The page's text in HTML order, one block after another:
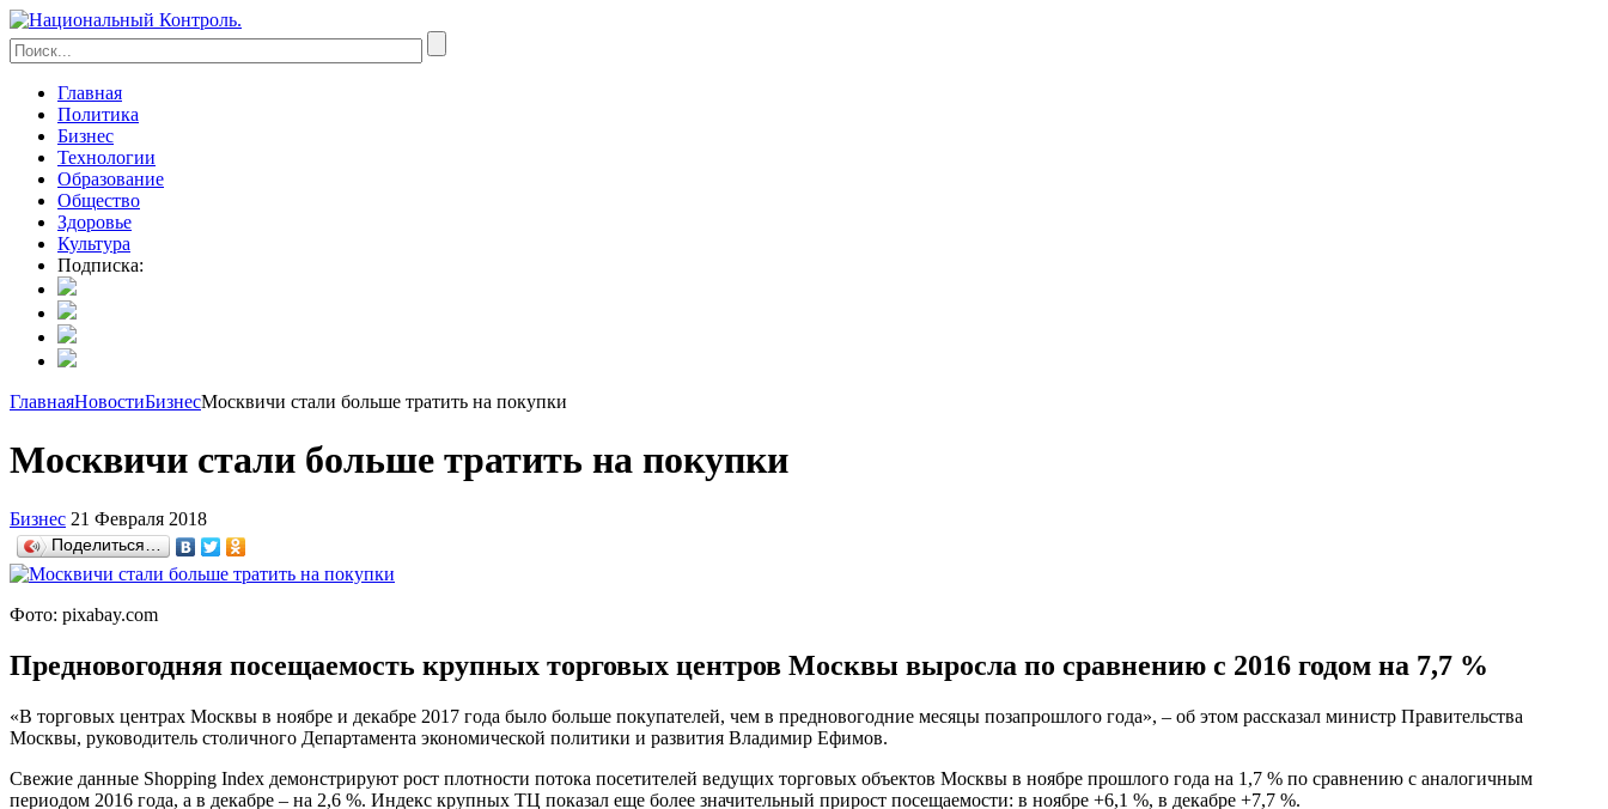
Главная
Политика
Бизнес
Технологии
Образование
Общество
Здоровье
Культура
Подписка:
ГлавнаяНовостиБизнесМосквичи стали больше тратить на покупки
Москвичи стали больше тратить на покупки
Бизнес 21 Февраля 2018
Поделиться…
Фото: pixabay.com
Предновогодняя посещаемость крупных торговых центров Москвы выросла по сравнению с 2016 годом на 7,7 %
«В торговых центрах Москвы в ноябре и декабре 2017 года было больше покупателей, чем в предновогодние месяцы позапрошлого года», – об этом рассказал министр Правительства
Москвы, руководитель столичного Департамента экономической политики и развития Владимир Ефимов.
Свежие данные Shopping Index демонстрируют рост плотности потока посетителей ведущих торговых объектов Москвы в ноябре прошлого года на 1,7 % по сравнению с аналогичным
периодом 2016 года, а в декабре – на 2,6 %. Индекс крупных ТЦ показал еще более значительный прирост посещаемости: в ноябре +6,1 %, в декабре +7,7 %.